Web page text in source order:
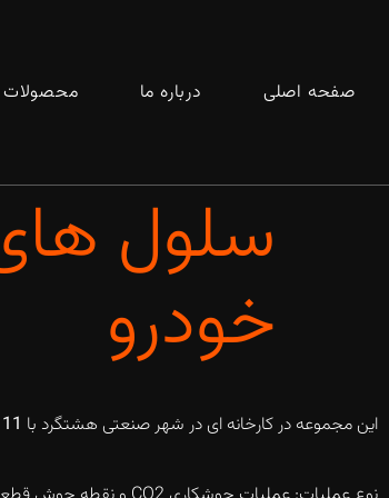
صفحه اصلی درباره ما محصولات
سلول
خودرو
این مجموعه در کارخانه ای در شهر صنعتی هشتگرد با 11